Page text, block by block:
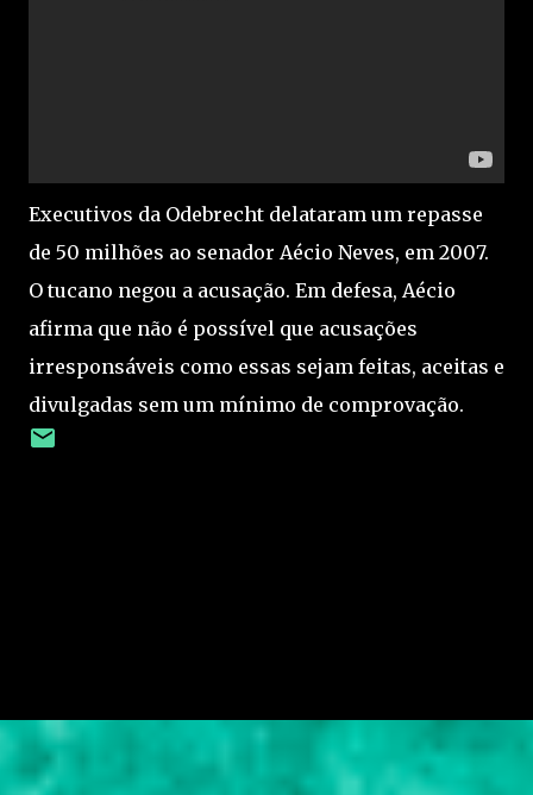
Executivos da Odebrecht delataram um repasse
de 50 milhões ao senador Aécio Neves, em 2007.
O tucano negou a acusação. Em defesa, Aécio
afirma que não é possível que acusações
irresponsáveis como essas sejam feitas, aceitas e
divulgadas sem um mínimo de comprovação.
n
t